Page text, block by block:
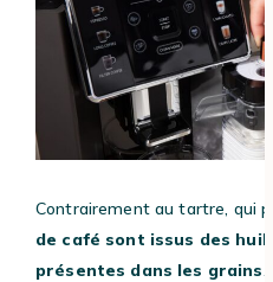
Contrairement au tartre, qui
de café sont issus des
présentes dans les grains.